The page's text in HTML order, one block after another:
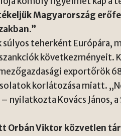
Magyarország
teherként Európára,
következményeit.
exportőrök
korlátozása miatt.
Kovács János, a
Orbán Viktor közvetlen